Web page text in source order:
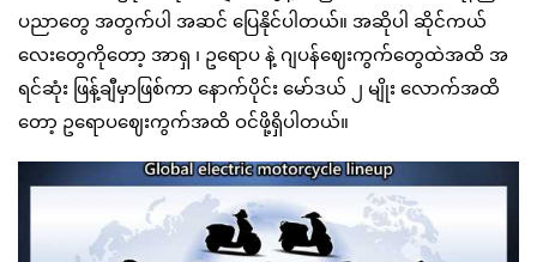
ပညာတွေ အတွက်ပါ အဆင် ပြေနိုင်ပါတယ်။ အဆိုပါ ဆိုင်ကယ်
လေးတွေကိုတော့ အာရှ ၊ ဥရောပ နဲ့ ဂျပန်ဈေးကွက်တွေထဲအထိ အ
ရင်ဆုံး ဖြန့်ချီမှာဖြစ်ကာ နောက်ပိုင်း မော်ဒယ် ၂ မျိုး လောက်အထိ
တော့ ဥရောပဈေးကွက်အထိ ဝင်ဖို့ရှိပါတယ်။